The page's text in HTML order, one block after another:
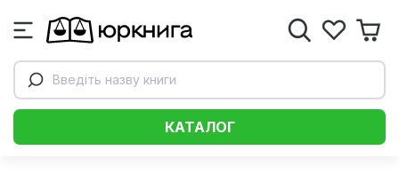
Введіть назву книги
КАТАЛОГ